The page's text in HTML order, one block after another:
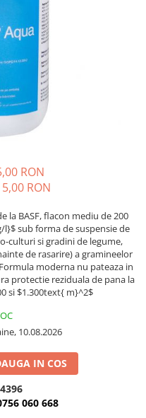
RON
5,00 RON
la BASF, flacon mediu de 200
sub forma de suspensie de
culturi si gradini de legume,
de rasarire) a gramineelor
moderna nu pateaza in
protectie reziduala de pana la
si $1.300text{ m}^2$
10.08.2026
IN COS
4396
060 668